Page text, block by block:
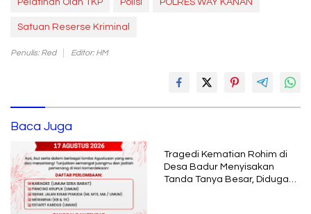
Pelatihan Olah TKP Polisi POLRES WAY KANAN
Satuan Reserse Kriminal
Penulis: Red Editor: HM
Baca Juga
Tragedi Kematian Rohim di
Desa Badur Menyisakan
Tanda Tanya Besar, Diduga